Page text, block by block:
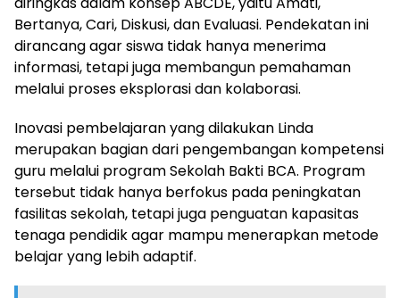
Bertanya, Cari, Diskusi, dan Evaluasi. Pendekatan ini
dirancang agar siswa tidak hanya menerima
informasi, tetapi juga membangun pemahaman
melalui proses eksplorasi dan kolaborasi.
Inovasi pembelajaran yang dilakukan Linda
merupakan bagian dari pengembangan kompetensi
guru melalui program Sekolah Bakti BCA. Program
tersebut tidak hanya berfokus pada peningkatan
fasilitas sekolah, tetapi juga penguatan kapasitas
tenaga pendidik agar mampu menerapkan metode
belajar yang lebih adaptif.